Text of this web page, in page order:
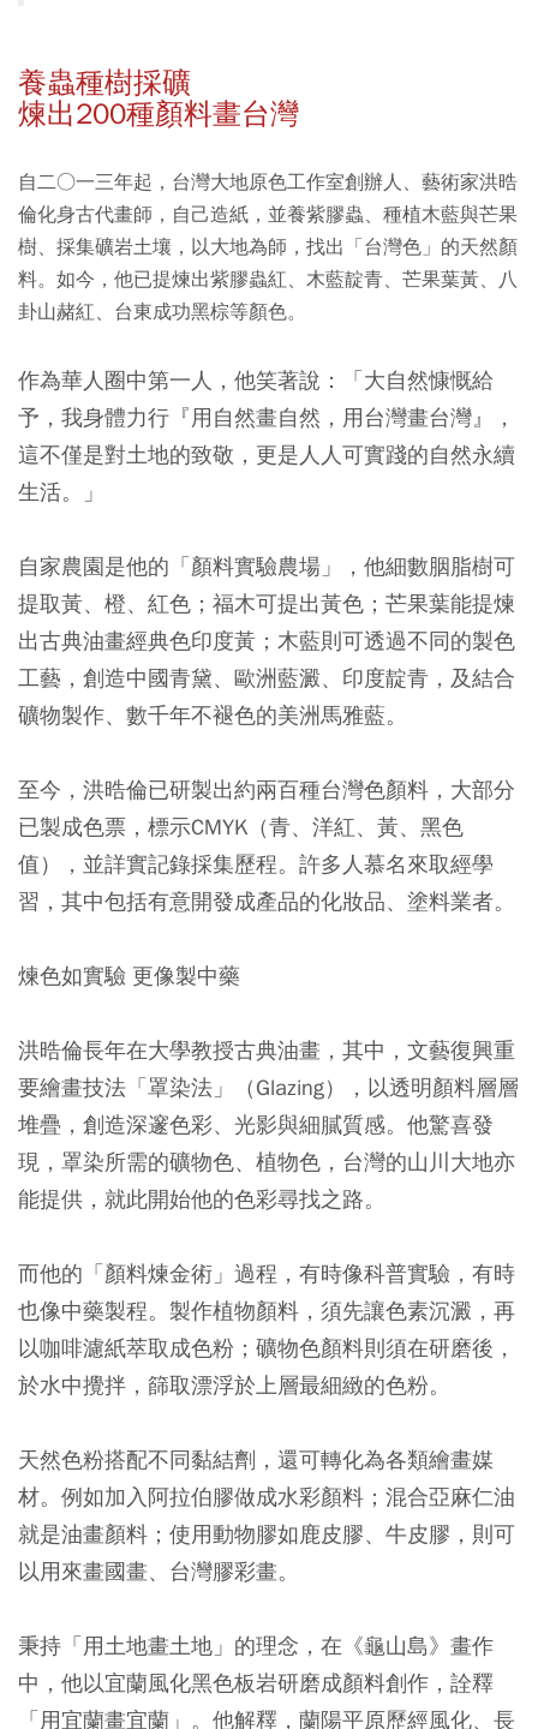
養蟲種樹採礦
煉出200種顏料畫台灣
自二○一三年起，台灣大地原色工作室創辦人、藝術家洪晧
倫化身古代畫師，自己造紙，並養紫膠蟲、種植木藍與芒果
樹、採集礦岩土壤，以大地為師，找出「台灣色」的天然顏
料。如今，他已提煉出紫膠蟲紅、木藍靛青、芒果葉黃、八
卦山赭紅、台東成功黑棕等顏色。
作為華人圈中第一人，他笑著說：「大自然慷慨給
予，我身體力行『用自然畫自然，用台灣畫台灣』，
這不僅是對土地的致敬，更是人人可實踐的自然永續
生活。」
自家農園是他的「顏料實驗農場」，他細數胭脂樹可
提取黃、橙、紅色；福木可提出黃色；芒果葉能提煉
出古典油畫經典色印度黃；木藍則可透過不同的製色
工藝，創造中國青黛、歐洲藍澱、印度靛青，及結合
礦物製作、數千年不褪色的美洲馬雅藍。
至今，洪晧倫已研製出約兩百種台灣色顏料，大部分
已製成色票，標示CMYK（青、洋紅、黃、黑色
值），並詳實記錄採集歷程。許多人慕名來取經學
習，其中包括有意開發成產品的化妝品、塗料業者。
煉色如實驗 更像製中藥
洪晧倫長年在大學教授古典油畫，其中，文藝復興重
要繪畫技法「罩染法」（Glazing），以透明顏料層層
堆疊，創造深邃色彩、光影與細膩質感。他驚喜發
現，罩染所需的礦物色、植物色，台灣的山川大地亦
能提供，就此開始他的色彩尋找之路。
而他的「顏料煉金術」過程，有時像科普實驗，有時
也像中藥製程。製作植物顏料，須先讓色素沉澱，再
以咖啡濾紙萃取成色粉；礦物色顏料則須在研磨後，
於水中攪拌，篩取漂浮於上層最細緻的色粉。
天然色粉搭配不同黏結劑，還可轉化為各類繪畫媒
材。例如加入阿拉伯膠做成水彩顏料；混合亞麻仁油
就是油畫顏料；使用動物膠如鹿皮膠、牛皮膠，則可
以用來畫國畫、台灣膠彩畫。
秉持「用土地畫土地」的理念，在《龜山島》畫作
中，他以宜蘭風化黑色板岩研磨成顏料創作，詮釋
「用宜蘭畫宜蘭」。他解釋，蘭陽平原歷經風化、長